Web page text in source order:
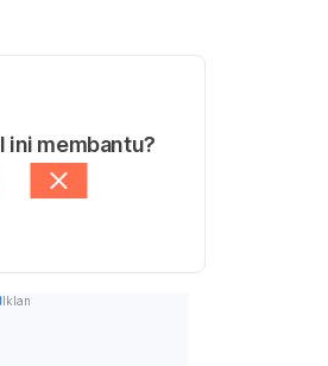
ini membantu?
Iklan